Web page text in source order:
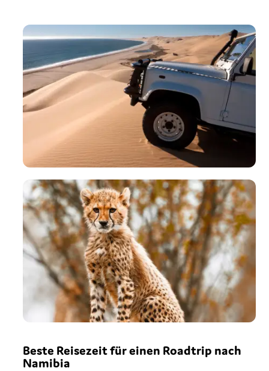
Beste Reisezeit für einen Roadtrip nach
Namibia